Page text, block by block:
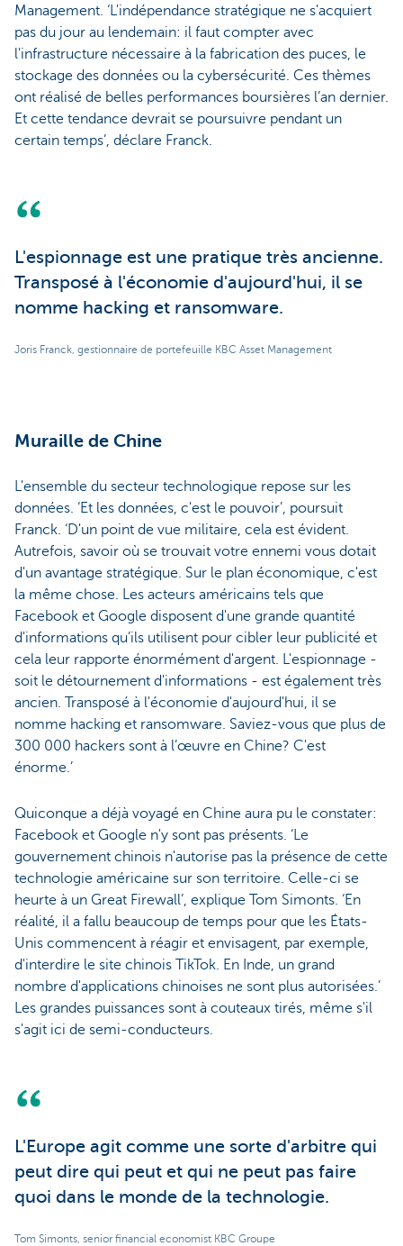
Management. ‘L'indépendance stratégique ne s'acquiert
pas du jour au lendemain: il faut compter avec
l'infrastructure nécessaire à la fabrication des puces, le
stockage des données ou la cybersécurité. Ces thèmes
ont réalisé de belles performances boursières l’an dernier.
Et cette tendance devrait se poursuivre pendant un
certain temps’, déclare Franck.
L'espionnage est une pratique très ancienne.
Transposé à l'économie d'aujourd'hui, il se
nomme hacking et ransomware.
Joris Franck, gestionnaire de portefeuille KBC Asset Management
Muraille de Chine
L'ensemble du secteur technologique repose sur les
données. ‘Et les données, c'est le pouvoir’, poursuit
Franck. ‘D'un point de vue militaire, cela est évident.
Autrefois, savoir où se trouvait votre ennemi vous dotait
d'un avantage stratégique. Sur le plan économique, c'est
la même chose. Les acteurs américains tels que
Facebook et Google disposent d'une grande quantité
d'informations qu’ils utilisent pour cibler leur publicité et
cela leur rapporte énormément d'argent. L'espionnage -
soit le détournement d'informations - est également très
ancien. Transposé à l'économie d'aujourd'hui, il se
nomme hacking et ransomware. Saviez-vous que plus de
300 000 hackers sont à l’œuvre en Chine? C'est
énorme.’
Quiconque a déjà voyagé en Chine aura pu le constater:
Facebook et Google n'y sont pas présents. ‘Le
gouvernement chinois n'autorise pas la présence de cette
technologie américaine sur son territoire. Celle-ci se
heurte à un Great Firewall’, explique Tom Simonts. ‘En
réalité, il a fallu beaucoup de temps pour que les États-
Unis commencent à réagir et envisagent, par exemple,
d'interdire le site chinois TikTok. En Inde, un grand
nombre d'applications chinoises ne sont plus autorisées.’
Les grandes puissances sont à couteaux tirés, même s'il
s'agit ici de semi-conducteurs.
L'Europe agit comme une sorte d'arbitre qui
peut dire qui peut et qui ne peut pas faire
quoi dans le monde de la technologie.
Tom Simonts, senior financial economist KBC Groupe